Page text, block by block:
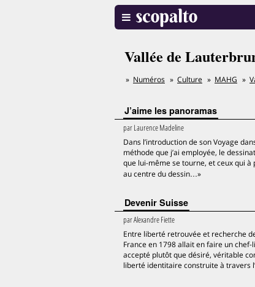
Vallée de
Numéros Culture MAHG
J’aime les panoramas
parLaurence Madeline
Dans l’introduction de son Voyage
méthode que j’ai employée, le
que lui-même se tourne, et ceux qui
au centre du dessin…»
Devenir Suisse
parAlexandre Fiette
Entre liberté retrouvée et recherche
France en 1798 allait en faire un
accepté plutôt que désiré, véritable
liberté identitaire construite à travers